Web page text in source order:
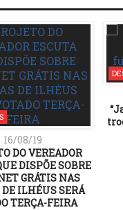
16/08/19
DO VEREADOR
DISPÕE SOBRE
GRÁTIS NAS
DE ILHÉUS SERÁ
TERÇA-FEIRA